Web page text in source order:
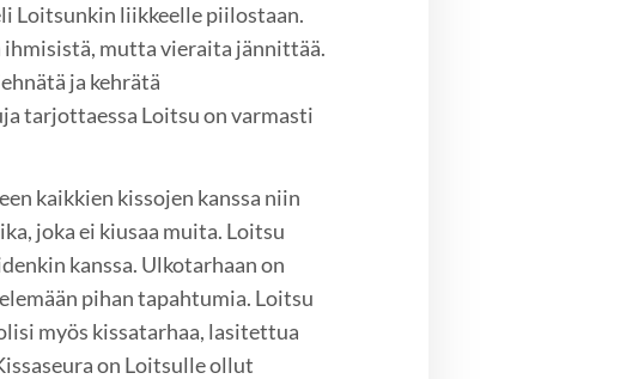
Loitsunkin liikkeelle piilostaan.
mutta vieraita jännittää.
ja kehrätä
tarjottaessa Loitsu on varmasti
kaikkien kissojen kanssa niin
joka ei kiusaa muita. Loitsu
kanssa. Ulkotarhaan on
pihan tapahtumia. Loitsu
myös kissatarhaa, lasitettua
on Loitsulle ollut